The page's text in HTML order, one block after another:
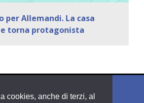
cookies, anche di terzi, al
per Allemandi. La casa
torna protagonista